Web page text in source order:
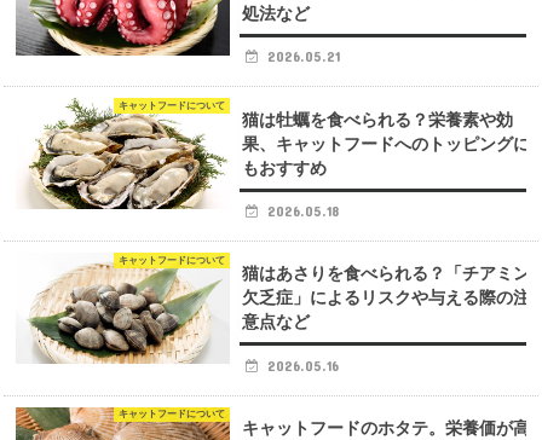
処法など
2026.05.21
キャットフードについて
猫は牡蠣を食べられる？栄養素や効
果、キャットフードへのトッピングに
もおすすめ
2026.05.18
キャットフードについて
猫はあさりを食べられる？「チアミン
欠乏症」によるリスクや与える際の注
意点など
2026.05.16
キャットフードについて
キャットフードのホタテ。栄養価が高